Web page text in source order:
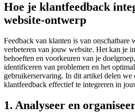
Hoe je klantfeedback
website-ontwerp
Feedback van klanten is van onschatbare
verbeteren van jouw website. Het kan je
behoeften en voorkeuren van je
identificeren van problemen en het
gebruikerservaring. In dit artikel delen we
klantfeedback effectief te integreren in
1. Analyseer en